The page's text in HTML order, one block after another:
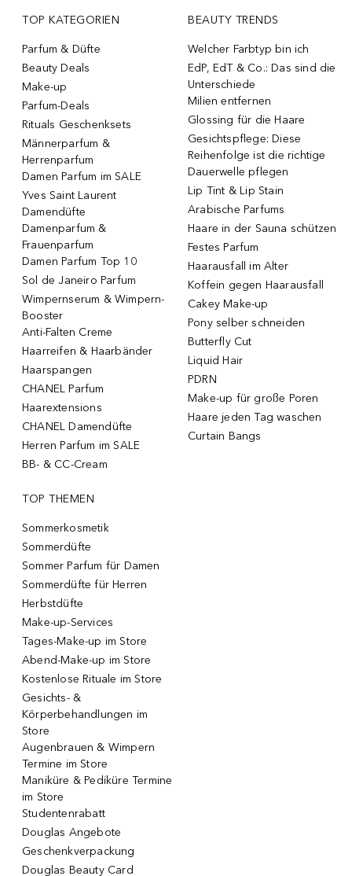
TOP KATEGORIEN
Parfum & Düfte
Beauty Deals
Make-up
Parfum-Deals
Rituals Geschenksets
Männerparfum &
Herrenparfum
Damen Parfum im SALE
Yves Saint Laurent
Damendüfte
Damenparfum &
Frauenparfum
Damen Parfum Top 10
Sol de Janeiro Parfum
Wimpernserum & Wimpern-
Booster
Anti-Falten Creme
Haarreifen & Haarbänder
Haarspangen
CHANEL Parfum
Haarextensions
CHANEL Damendüfte
Herren Parfum im SALE
BB- & CC-Cream
BEAUTY TRENDS
Welcher Farbtyp bin ich
EdP, EdT & Co.: Das sind die
Unterschiede
Milien entfernen
Glossing für die Haare
Gesichtspflege: Diese
Reihenfolge ist die richtige
Dauerwelle pflegen
Lip Tint & Lip Stain
Arabische Parfums
Haare in der Sauna schützen
Festes Parfum
Haarausfall im Alter
Koffein gegen Haarausfall
Cakey Make-up
Pony selber schneiden
Butterfly Cut
Liquid Hair
PDRN
Make-up für große Poren
Haare jeden Tag waschen
Curtain Bangs
TOP THEMEN
Sommerkosmetik
Sommerdüfte
Sommer Parfum für Damen
Sommerdüfte für Herren
Herbstdüfte
Make-up-Services
Tages-Make-up im Store
Abend-Make-up im Store
Kostenlose Rituale im Store
Gesichts- &
Körperbehandlungen im
Store
Augenbrauen & Wimpern
Termine im Store
Maniküre & Pediküre Termine
im Store
Studentenrabatt
Douglas Angebote
Geschenkverpackung
Douglas Beauty Card